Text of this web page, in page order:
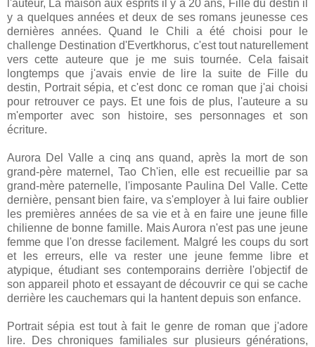
l'auteur, La maison aux esprits il y a 20 ans, Fille du destin il
y a quelques années et deux de ses romans jeunesse ces
dernières années. Quand le Chili a été choisi pour le
challenge Destination d'Evertkhorus, c'est tout naturellement
vers cette auteure que je me suis tournée. Cela faisait
longtemps que j'avais envie de lire la suite de Fille du
destin, Portrait sépia, et c'est donc ce roman que j'ai choisi
pour retrouver ce pays. Et une fois de plus, l'auteure a su
m'emporter avec son histoire, ses personnages et son
écriture.
Aurora Del Valle a cinq ans quand, après la mort de son
grand-père maternel, Tao Ch'ien, elle est recueillie par sa
grand-mère paternelle, l'imposante Paulina Del Valle. Cette
dernière, pensant bien faire, va s'employer à lui faire oublier
les premières années de sa vie et à en faire une jeune fille
chilienne de bonne famille. Mais Aurora n'est pas une jeune
femme que l'on dresse facilement. Malgré les coups du sort
et les erreurs, elle va rester une jeune femme libre et
atypique, étudiant ses contemporains derrière l'objectif de
son appareil photo et essayant de découvrir ce qui se cache
derrière les cauchemars qui la hantent depuis son enfance.
Portrait sépia est tout à fait le genre de roman que j'adore
lire. Des chroniques familiales sur plusieurs générations,